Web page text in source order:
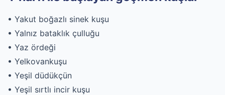
• Yakut boğazlı sinek kuşu
• Yalnız bataklık çulluğu
• Yaz ördeği
• Yelkovankuşu
• Yeşil düdükçün
• Yeşil sırtlı incir kuşu